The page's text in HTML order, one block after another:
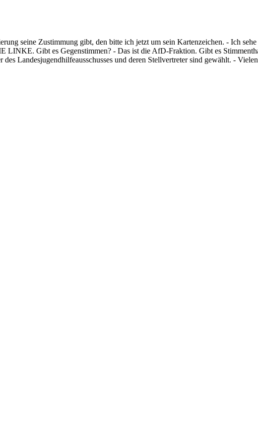
seine Zustimmung gibt, den bitte ich jetzt um sein Kartenzeichen. - Ich
Gibt es Gegenstimmen? - Das ist die AfD-Fraktion. Gibt es
Landesjugendhilfeausschusses und deren Stellvertreter sind gewählt. -